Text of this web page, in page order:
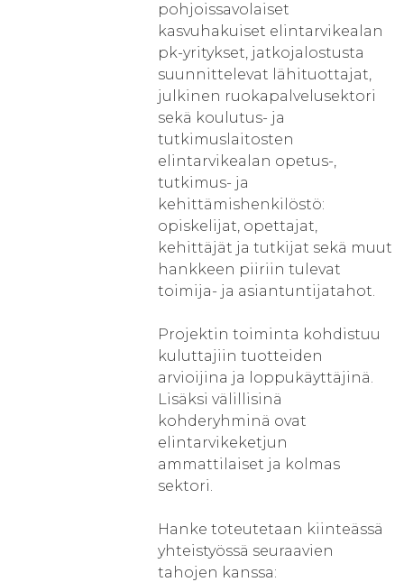
pohjoissavolaiset
kasvuhakuiset elintarvikealan
pk-yritykset, jatkojalostusta
suunnittelevat lähituottajat,
julkinen ruokapalvelusektori
sekä koulutus- ja
tutkimuslaitosten
elintarvikealan opetus-,
tutkimus- ja
kehittämishenkilöstö:
opiskelijat, opettajat,
kehittäjät ja tutkijat sekä muut
hankkeen piiriin tulevat
toimija- ja asiantuntijatahot.
Projektin toiminta kohdistuu
kuluttajiin tuotteiden
arvioijina ja loppukäyttäjinä.
Lisäksi välillisinä
kohderyhminä ovat
elintarvikeketjun
ammattilaiset ja kolmas
sektori.
Hanke toteutetaan kiinteässä
yhteistyössä seuraavien
tahojen kanssa: